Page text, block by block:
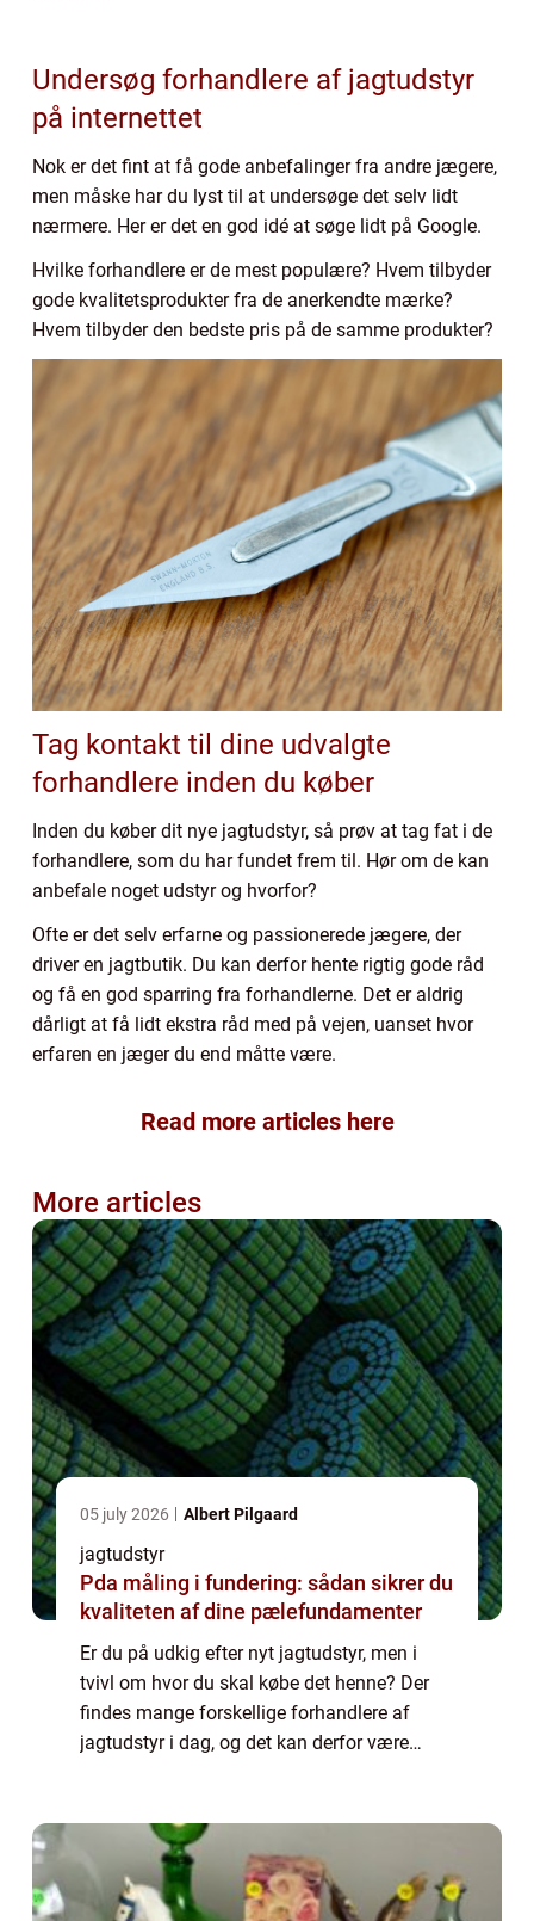
Undersøg forhandlere af jagtudstyr
på internettet
Nok er det fint at få gode anbefalinger fra andre jægere,
men måske har du lyst til at undersøge det selv lidt
nærmere. Her er det en god idé at søge lidt på Google.
Hvilke forhandlere er de mest populære? Hvem tilbyder
gode kvalitetsprodukter fra de anerkendte mærke?
Hvem tilbyder den bedste pris på de samme produkter?
Tag kontakt til dine udvalgte
forhandlere inden du køber
Inden du køber dit nye jagtudstyr, så prøv at tag fat i de
forhandlere, som du har fundet frem til. Hør om de kan
anbefale noget udstyr og hvorfor?
Ofte er det selv erfarne og passionerede jægere, der
driver en jagtbutik. Du kan derfor hente rigtig gode råd
og få en god sparring fra forhandlerne. Det er aldrig
dårligt at få lidt ekstra råd med på vejen, uanset hvor
erfaren en jæger du end måtte være.
Read more articles here
More articles
05 july 2026 Albert Pilgaard
jagtudstyr
Pda måling i fundering: sådan sikrer du
kvaliteten af dine pælefundamenter
Er du på udkig efter nyt jagtudstyr, men i
tvivl om hvor du skal købe det henne? Der
findes mange forskellige forhandlere af
jagtudstyr i dag, og det kan derfor være